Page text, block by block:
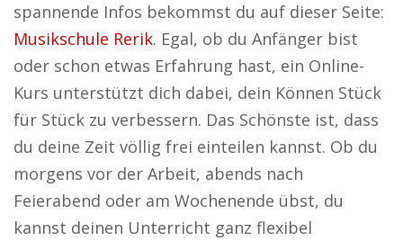
spannende Infos bekommst du auf dieser Seite:
Musikschule Rerik. Egal, ob du Anfänger bist
oder schon etwas Erfahrung hast, ein Online-
Kurs unterstützt dich dabei, dein Können Stück
für Stück zu verbessern. Das Schönste ist, dass
du deine Zeit völlig frei einteilen kannst. Ob du
morgens vor der Arbeit, abends nach
Feierabend oder am Wochenende übst, du
kannst deinen Unterricht ganz flexibel